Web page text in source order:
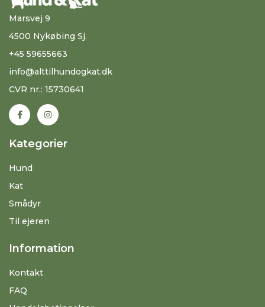
Marsvej 9
4500 Nykøbing Sj.
+45 59655663
info@alttilhundogkat.dk
CVR nr.: 15730641
Kategorier
Hund
Kat
Smådyr
Til ejeren
Information
Kontakt
FAQ